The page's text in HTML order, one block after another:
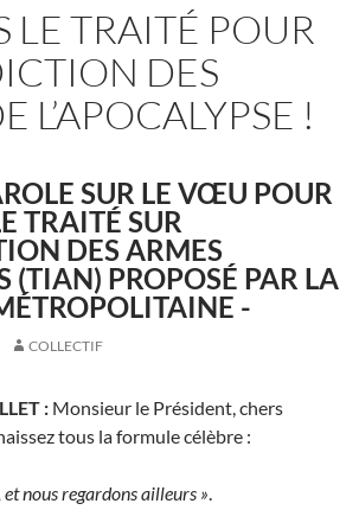
LE TRAITÉ POUR
DES
L’APOCALYPSE !
SUR LE VŒU POUR
TRAITÉ SUR
DES ARMES
(TIAN) PROPOSÉ PAR LA
-
COLLECTIF
: Monsieur le Président, chers
tous la formule célèbre :
nous regardons ailleurs ».